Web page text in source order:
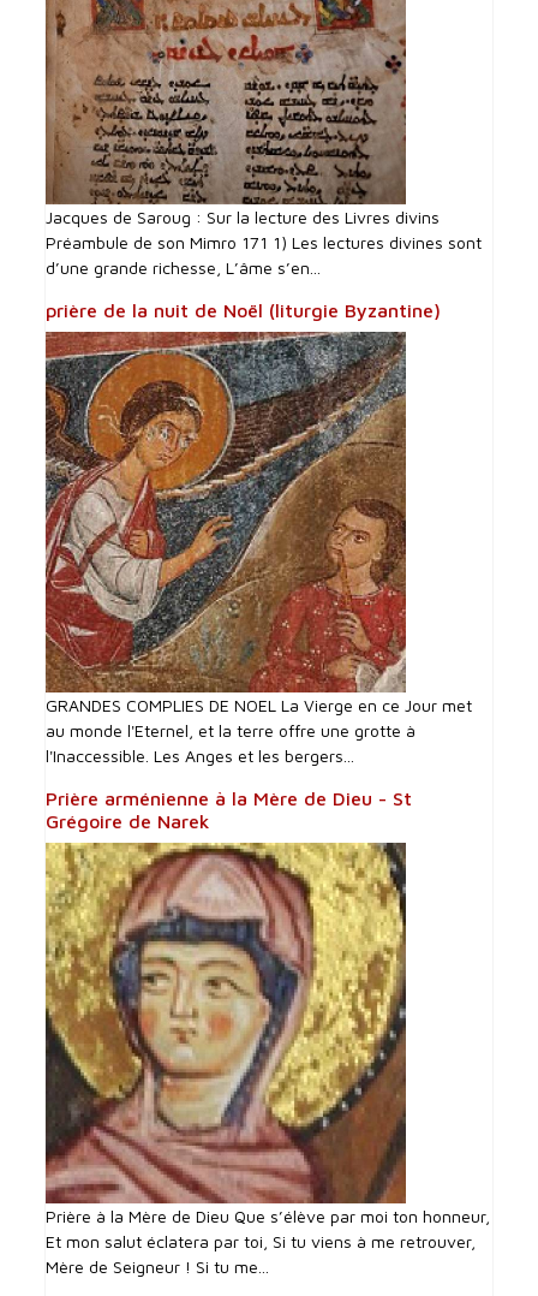
Jacques de Saroug : Sur la lecture des Livres divins
Préambule de son Mimro 171 1) Les lectures divines sont
d’une grande richesse, L’âme s’en...
prière de la nuit de Noël (liturgie Byzantine)
GRANDES COMPLIES DE NOEL La Vierge en ce Jour met
au monde l'Eternel, et la terre offre une grotte à
l'Inaccessible. Les Anges et les bergers...
Prière arménienne à la Mère de Dieu - St
Grégoire de Narek
Prière à la Mère de Dieu Que s’élève par moi ton honneur,
Et mon salut éclatera par toi, Si tu viens à me retrouver,
Mère de Seigneur ! Si tu me...